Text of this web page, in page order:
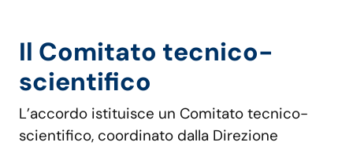
Il Comitato tecnico-
scientifico
L’accordo istituisce un Comitato tecnico-
scientifico, coordinato dalla Direzione